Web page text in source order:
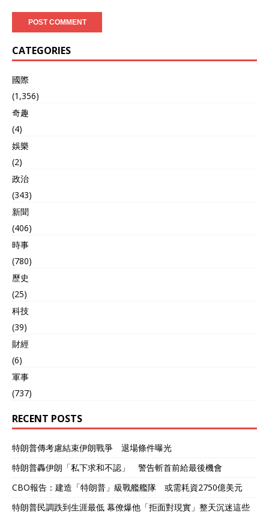
CATEGORIES
國際
(1,356)
奇趣
(4)
娛樂
(2)
政治
(343)
新聞
(406)
時事
(780)
歷史
(25)
科技
(39)
財經
(6)
軍事
(737)
RECENT POSTS
特朗普傳考慮結束伊朗戰爭 退場條件曝光
特朗普轟伊朗「私下求和不認」 警告斬首前給最後機會
CBO報告：建造「特朗普」級戰艦艦隊 或需耗資2750億美元
特朗普民調跌到生涯最低 幕僚爆他「拒面對現實」整天沉迷這些